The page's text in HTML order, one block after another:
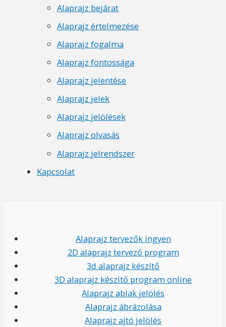
Alaprajz bejárat
Alaprajz értelmezése
Alaprajz fogalma
Alaprajz fontossága
Alaprajz jelentése
Alaprajz jelek
Alaprajz jelölések
Alaprajz olvasás
Alaprajz jelrendszer
Kapcsolat
Alaprajz tervezők ingyen
2D alaprajz tervező program
3d alaprajz készítő
3D alaprajz készítő program online
Alaprajz ablak jelölés
Alaprajz ábrázolása
Alaprajz ajtó jelölés